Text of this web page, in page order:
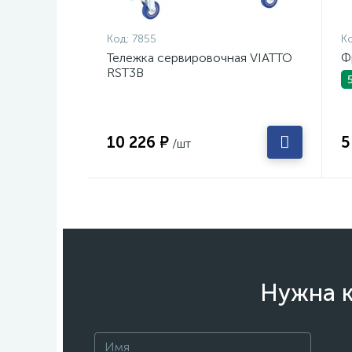
Код: 7855
Тележка сервировочная VIATTO
RST3B
10 226 ₽ /шт
Нужна